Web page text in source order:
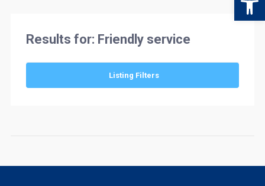
Results for: Friendly service
Listing Filters